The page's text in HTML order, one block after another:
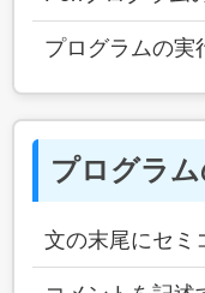
プログラムの実
プログラ
文の末尾にセミ